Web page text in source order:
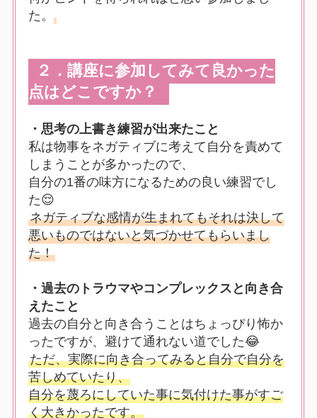
た。
２．講座に参加してみて良かった
点はどこですか？
・思考の上書き練習が出来たこと
私は物事をネガティブに考えて自分を責めて
しまうことが多かったので、
自分の1番の味方になるための良い練習でし
た😌
ネガティブな感情が生まれてもそれは決して
悪いものではないと気づかせてもらいまし
た！
・過去のトラウマやコンプレックスと向き合
えたこと
過去の自分と向き合うことはちょっぴり怖か
ったですが、避けて通れない道でした😂
ただ、実際に向き合ってみると自分で自分を
苦しめていたり、
自分を蔑ろにしていた事に気付けた事がすご
く大きかったです。